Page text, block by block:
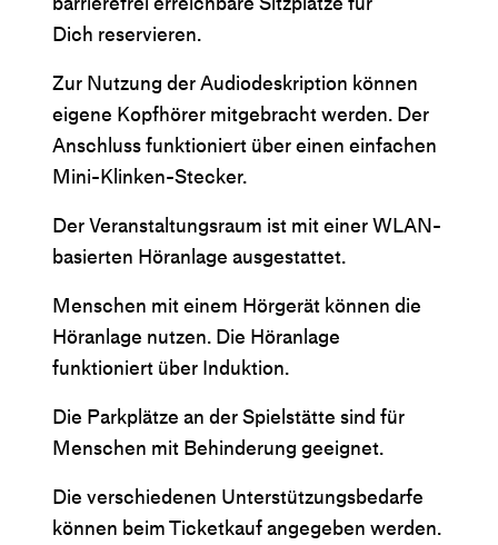
Dich reservieren.
Zur Nutzung der Audiodeskription können
eigene Kopfhörer mitgebracht werden. Der
Anschluss funktioniert über einen einfachen
Mini-Klinken-Stecker.
Der Veranstaltungsraum ist mit einer WLAN-
basierten Höranlage ausgestattet.
Menschen mit einem Hörgerät können die
Höranlage nutzen. Die Höranlage
funktioniert über Induktion.
Die Parkplätze an der Spielstätte sind für
Menschen mit Behinderung geeignet.
Die verschiedenen Unterstützungsbedarfe
können beim Ticketkauf angegeben werden.